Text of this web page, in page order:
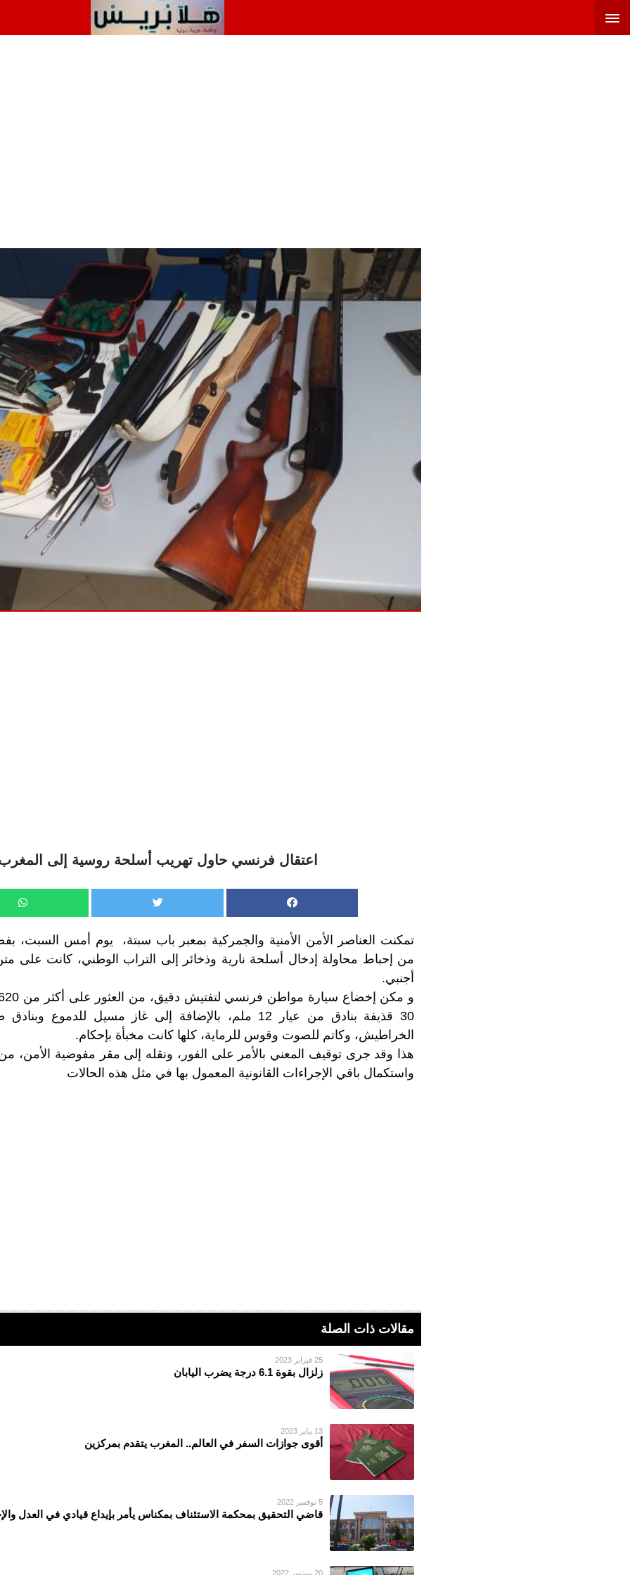
اعتقال فرنسي حاول تهريب أسلحة روسية إلى
تمكنت العناصر الأمن الأمنية والجمركية بمعبر باب سبتة، يوم أمس السبت،
من إحباط محاولة إدخال أسلحة نارية وذخائر إلى التراب الوطني، كانت على
أجنبي.
30 قذيفة بنادق من عيار 12 ملم، بالإضافة إلى غاز مسيل
الخراطيش، وكاتم للصوت وقوس للرماية، كلها كانت مخبأة بإحكام.
هذا وقد جرى توقيف المعني بالأمر على الفور، ونقله إلى مقر مفوضية الأمن،
واستكمال باقي الإجراءات القانونية المعمول بها في مثل هذه الحالات
مقالات ذات الصلة
25 فبراير 2023
زلزال بقوة 6.1 درجة يضرب اليابان
13 يناير 2023
أقوى جوازات السفر في العالم.. المغرب يتقدم بمركزين
5 نوفمبر 2022
قاضي التحقيق بمحكمة الاستئناف بمكناس يأمر بإيداع قيادي في العدل
20 سبتمبر 2022